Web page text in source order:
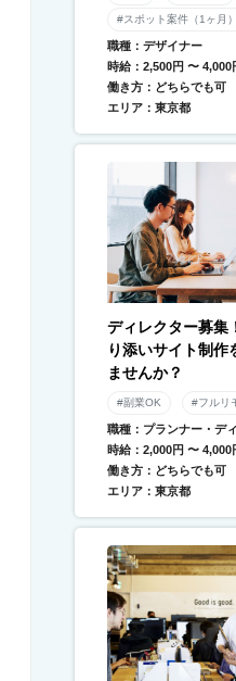
#スポット案件（1ヶ月）
職種：デザイナー
時給：2,500円 〜 4,000
働き方：どちらでも可
エリア：東京都
ディレクター募集
り添いサイト制作
ませんか？
#副業OK #フルリ
職種：プランナー・デ
時給：2,000円 〜 4,000
働き方：どちらでも可
エリア：東京都